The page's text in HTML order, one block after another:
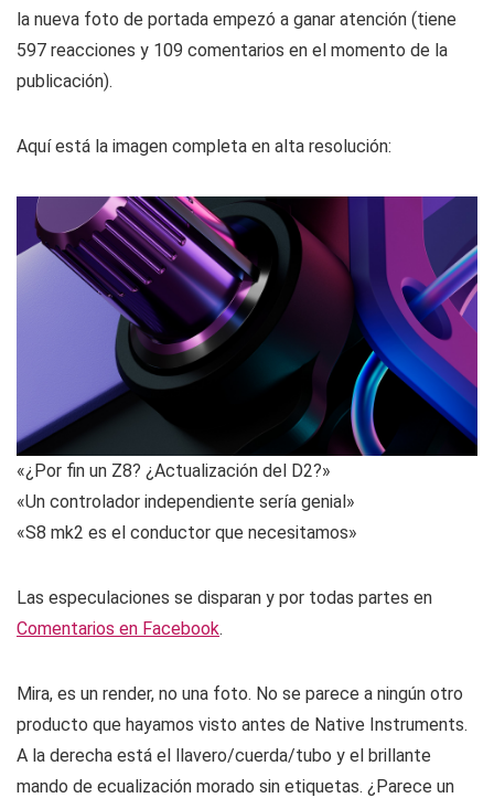
la nueva foto de portada empezó a ganar atención (tiene
597 reacciones y 109 comentarios en el momento de la
publicación).
Aquí está la imagen completa en alta resolución:
«¿Por fin un Z8? ¿Actualización del D2?»
«Un controlador independiente sería genial»
«S8 mk2 es el conductor que necesitamos»
Las especulaciones se disparan y por todas partes en
Comentarios en Facebook.
Mira, es un render, no una foto. No se parece a ningún otro
producto que hayamos visto antes de Native Instruments.
A la derecha está el llavero/cuerda/tubo y el brillante
mando de ecualización morado sin etiquetas. ¿Parece un